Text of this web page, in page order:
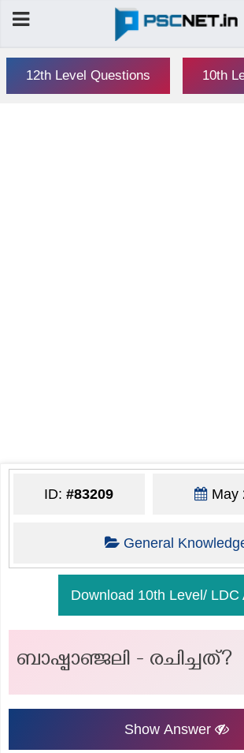
12th Level Questions 10th
ID:#83209 May
General
Download 10th Level/ LDC
ബാഷ്പാഞ്ജലി - രചിച്ചത്?
Show Answer